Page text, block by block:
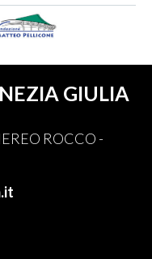
GIULIA
ROCCO -